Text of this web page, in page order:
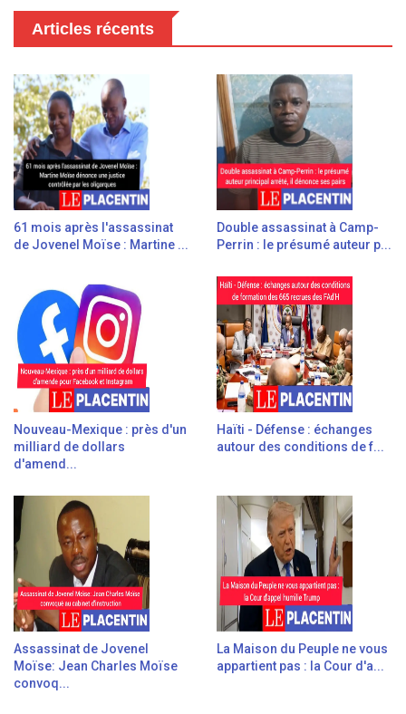
Articles récents
61 mois après l'assassinat
de Jovenel Moïse : Martine ...
Double assassinat à Camp-
Perrin : le présumé auteur p...
Nouveau-Mexique : près d'un
milliard de dollars
d'amend...
Haïti - Défense : échanges
autour des conditions de f...
Assassinat de Jovenel
Moïse: Jean Charles Moïse
convoq...
La Maison du Peuple ne vous
appartient pas : la Cour d'a...